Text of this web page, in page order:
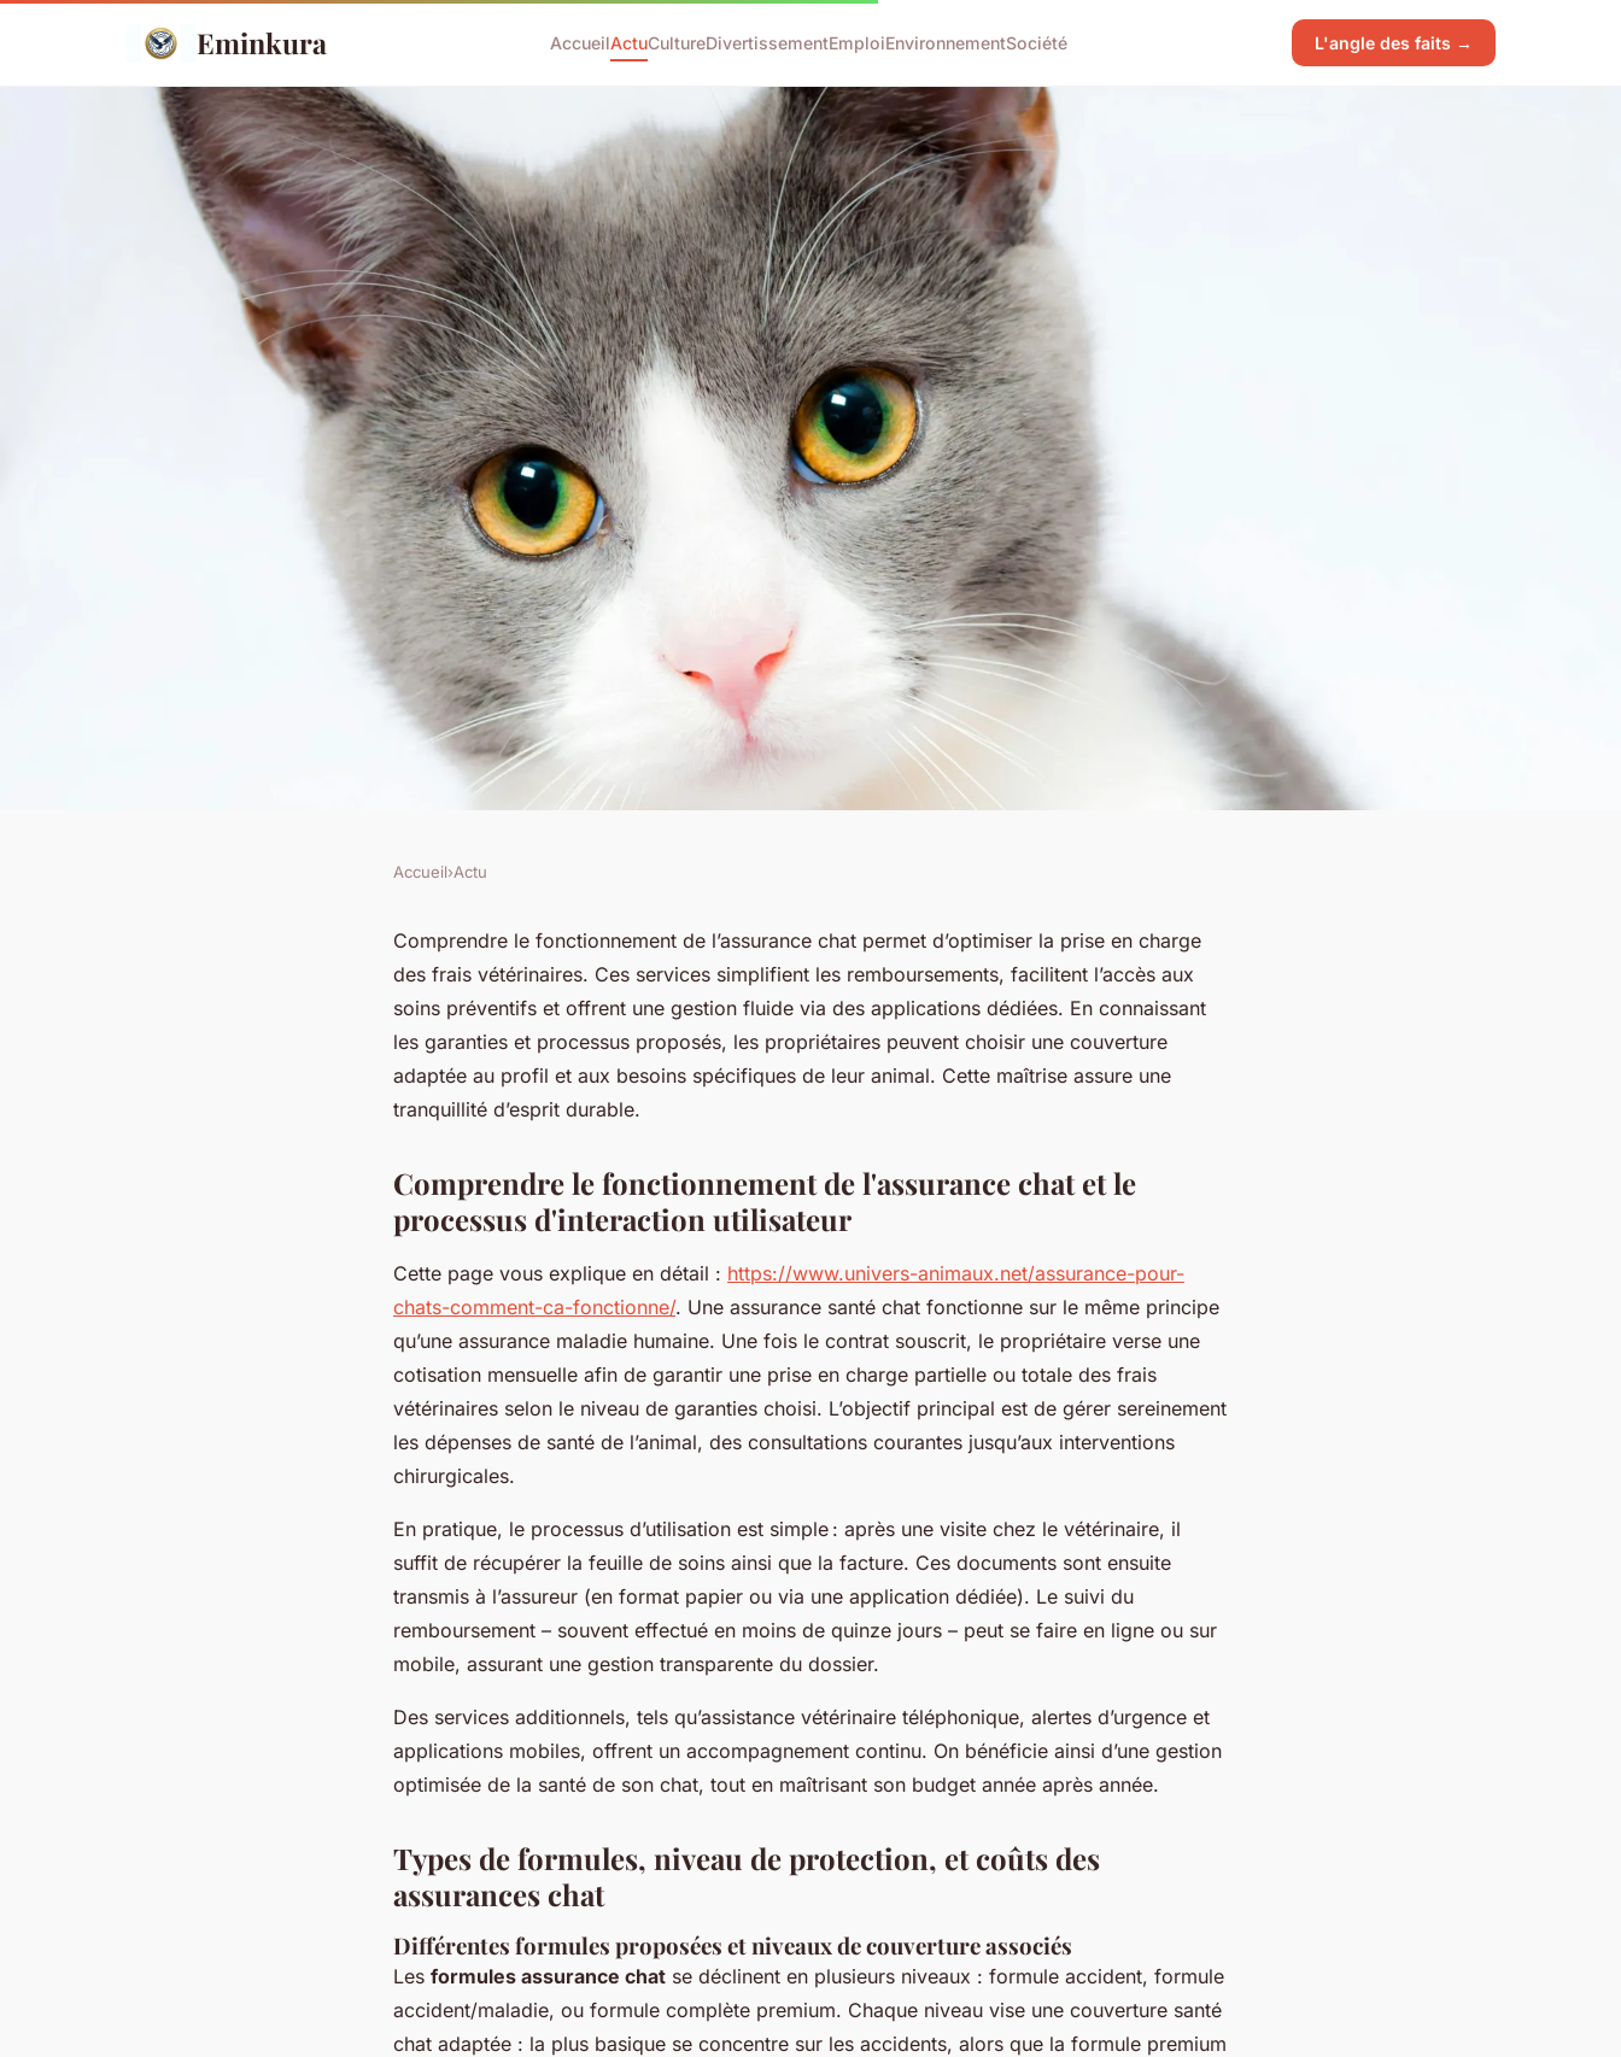
Eminkura AccueilActuCultureDivertissementEmploiEnvironnementSociété L'angle des faits →
Tout comprendre sur le
fonctionnement de l'assurance chat
Accueil›Actu
Comprendre le fonctionnement de l’assurance chat permet d’optimiser la prise en charge
des frais vétérinaires. Ces services simplifient les remboursements, facilitent l’accès aux
soins préventifs et offrent une gestion fluide via des applications dédiées. En connaissant
les garanties et processus proposés, les propriétaires peuvent choisir une couverture
adaptée au profil et aux besoins spécifiques de leur animal. Cette maîtrise assure une
tranquillité d’esprit durable.
Comprendre le fonctionnement de l'assurance chat et le
processus d'interaction utilisateur
Cette page vous explique en détail : https://www.univers-animaux.net/assurance-pour-
chats-comment-ca-fonctionne/. Une assurance santé chat fonctionne sur le même principe
qu’une assurance maladie humaine. Une fois le contrat souscrit, le propriétaire verse une
cotisation mensuelle afin de garantir une prise en charge partielle ou totale des frais
vétérinaires selon le niveau de garanties choisi. L’objectif principal est de gérer sereinement
les dépenses de santé de l’animal, des consultations courantes jusqu’aux interventions
chirurgicales.
En pratique, le processus d’utilisation est simple : après une visite chez le vétérinaire, il
suffit de récupérer la feuille de soins ainsi que la facture. Ces documents sont ensuite
transmis à l’assureur (en format papier ou via une application dédiée). Le suivi du
remboursement – souvent effectué en moins de quinze jours – peut se faire en ligne ou sur
mobile, assurant une gestion transparente du dossier.
Des services additionnels, tels qu’assistance vétérinaire téléphonique, alertes d’urgence et
applications mobiles, offrent un accompagnement continu. On bénéficie ainsi d’une gestion
optimisée de la santé de son chat, tout en maîtrisant son budget année après année.
Types de formules, niveau de protection, et coûts des
assurances chat
Différentes formules proposées et niveaux de couverture associés
Les formules assurance chat se déclinent en plusieurs niveaux : formule accident, formule
accident/maladie, ou formule complète premium. Chaque niveau vise une couverture santé
chat adaptée : la plus basique se concentre sur les accidents, alors que la formule premium